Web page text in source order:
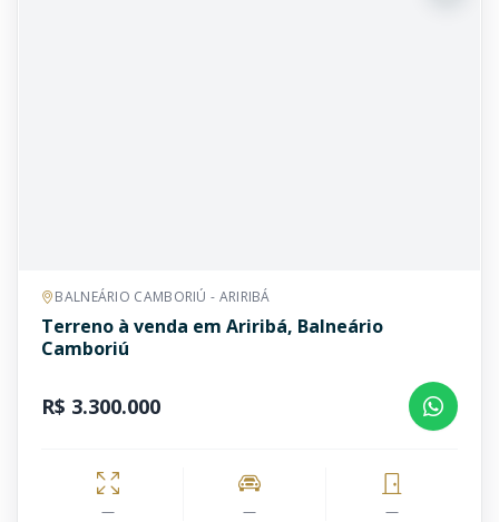
BALNEÁRIO CAMBORIÚ - ARIRIBÁ
Terreno à venda em Ariribá, Balneário
Camboriú
R$ 3.300.000
— — —